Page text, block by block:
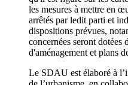
les mesures à mettre en
arrêtés par ledit parti et
dispositions prévues,
concernées seront dotées
d'aménagement et plans
Le SDAU est élaboré à